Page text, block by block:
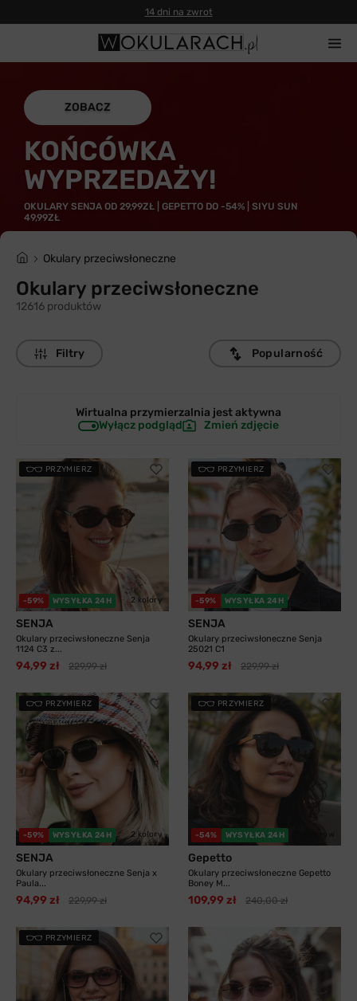
Gwarancja 100% zwrotu
ZOBACZ
KOŃCÓWKA
WYPRZEDAŻY!
OKULARY SENJA OD 29,99ZŁ | GEPETTO DO -54% | SIYU SUN
49,99ZŁ
Okulary przeciwsłoneczne
Okulary przeciwsłoneczne
12616 produktów
Filtry Popularność
Wirtualna przymierzalnia jestaktywna
Wyłącz podgląd
Zmień zdjęcie
PRZYMIERZ
-59% WYSYŁKA 24H 2 kolory
SENJA
Okulary przeciwsłoneczne Senja
1124 C3 z...
94,99 zł 229,99 zł
PRZYMIERZ
-59% WYSYŁKA 24H
SENJA
Okulary przeciwsłoneczne Senja
25021 C1
94,99 zł 229,99 zł
PRZYMIERZ
-59% WYSYŁKA 24H 2 kolory
SENJA
Okulary przeciwsłoneczne Senja x
Paula...
94,99 zł 229,99 zł
PRZYMIERZ
-54% WYSYŁKA 24H
Gepetto
Okulary przeciwsłoneczne Gepetto
Boney M...
109,99 zł 240,00 zł
PRZYMIERZ